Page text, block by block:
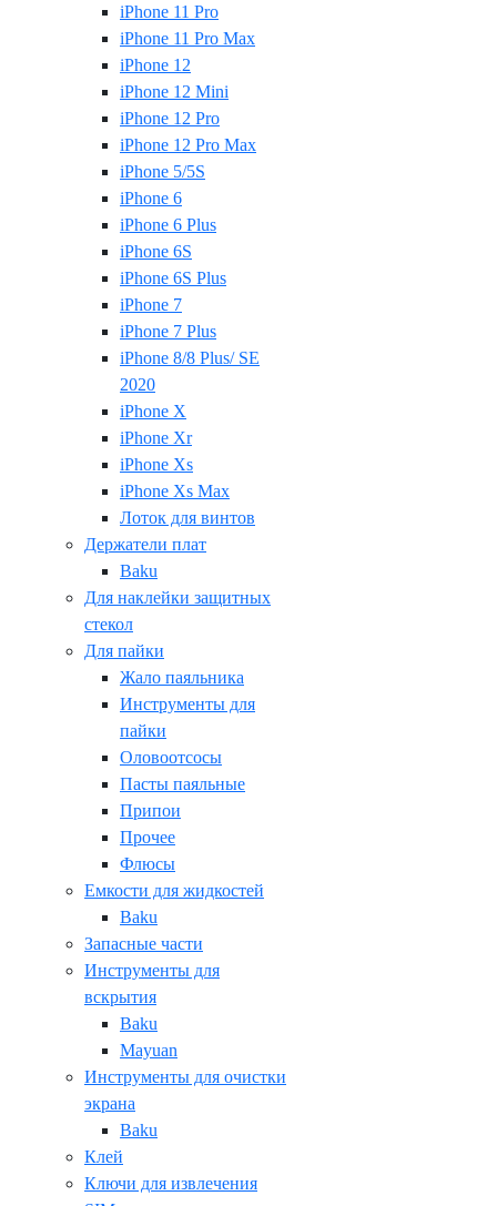
iPhone 11 Pro
iPhone 11 Pro Max
iPhone 12
iPhone 12 Mini
iPhone 12 Pro
iPhone 12 Pro Max
iPhone 5/5S
iPhone 6
iPhone 6 Plus
iPhone 6S
iPhone 6S Plus
iPhone 7
iPhone 7 Plus
iPhone 8/8 Plus/ SE
2020
iPhone X
iPhone Xr
iPhone Xs
iPhone Xs Max
Лоток для винтов
Держатели плат
Baku
Для наклейки защитных
стекол
Для пайки
Жало паяльника
Инструменты для
пайки
Оловоотсосы
Пасты паяльные
Припои
Прочее
Флюсы
Емкости для жидкостей
Baku
Запасные части
Инструменты для
вскрытия
Baku
Mayuan
Инструменты для очистки
экрана
Baku
Клей
Ключи для извлечения